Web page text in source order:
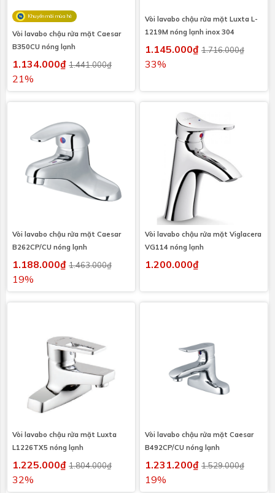
Khuyến mãi mùa hè
Vòi lavabo chậu rửa mặt Caesar
B350CU nóng lạnh
1.134.000₫ 1.441.000₫
21%
Vòi lavabo chậu rửa mặt Luxta L-
1219M nóng lạnh inox 304
1.145.000₫ 1.716.000₫
33%
Vòi lavabo chậu rửa mặt Caesar
B262CP/CU nóng lạnh
1.188.000₫ 1.463.000₫
19%
Vòi lavabo chậu rửa mặt Viglacera
VG114 nóng lạnh
1.200.000₫
Vòi lavabo chậu rửa mặt Luxta
L1226TX5 nóng lạnh
1.225.000₫ 1.804.000₫
32%
Vòi lavabo chậu rửa mặt Caesar
B492CP/CU nóng lạnh
1.231.200₫ 1.529.000₫
19%